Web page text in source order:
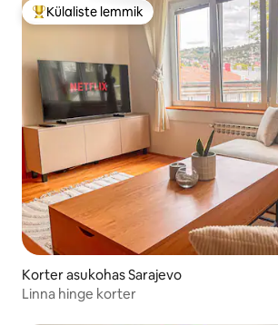
Külaliste suur lemmik
Külaliste lemmik
Korter asukohas Sarajevo
Linna hinge korter